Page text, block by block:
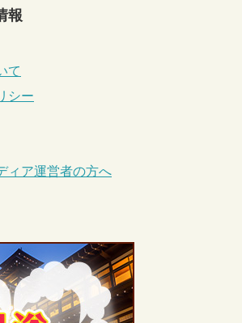
報
て
シー
ィア運営者の方へ